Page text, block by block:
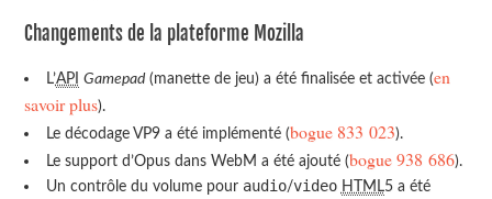
Changements de la plateforme Mozilla
L’API Gamepad(manette de jeu) a été finalisée et activée (en
savoir plus).
Le décodage VP9 a été implémenté (bogue 833 023).
Le support d’Opus dans WebM a été ajouté (bogue 938 686).
Un contrôle du volume pour audio/video HTML5 a été